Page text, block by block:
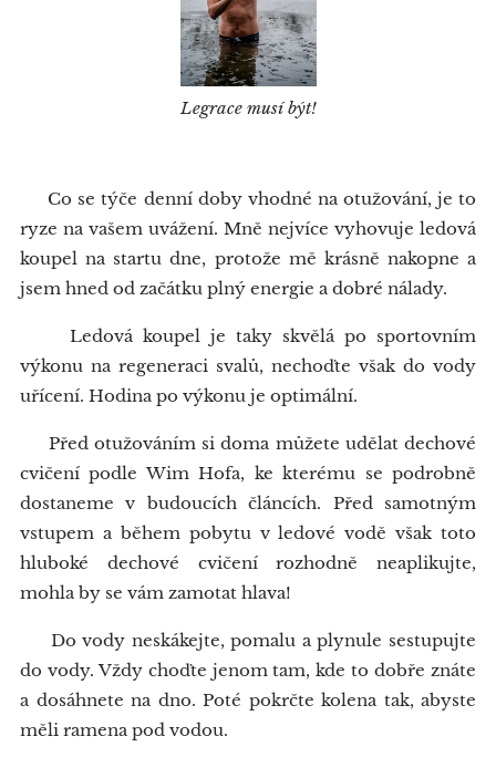
Legrace musí být!
Co se týče denní doby vhodné na otužování, je to
ryze na vašem uvážení. Mně nejvíce vyhovuje ledová
koupel na startu dne, protože mě krásně nakopne a
jsem hned od začátku plný energie a dobré nálady.
Ledová koupel je taky skvělá po sportovním
výkonu na regeneraci svalů, nechoďte však do vody
uřícení. Hodina po výkonu je optimální.
Před otužováním si doma můžete udělat dechové
cvičení podle Wim Hofa, ke kterému se podrobně
dostaneme v budoucích článcích. Před samotným
vstupem a během pobytu v ledové vodě však toto
hluboké dechové cvičení rozhodně neaplikujte,
mohla by se vám zamotat hlava!
Do vody neskákejte, pomalu a plynule sestupujte
do vody. Vždy choďte jenom tam, kde to dobře znáte
a dosáhnete na dno. Poté pokrčte kolena tak, abyste
měli ramena pod vodou.